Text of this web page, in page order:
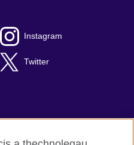
Instagram
Twitter